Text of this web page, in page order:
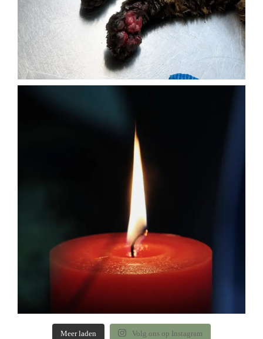
Meer laden Volg ons op Instagram